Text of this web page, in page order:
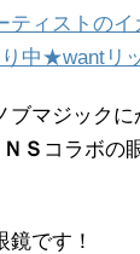
ティストのイ
中★wantリ
ブマジックに
Ｓ コラボの
鏡です！